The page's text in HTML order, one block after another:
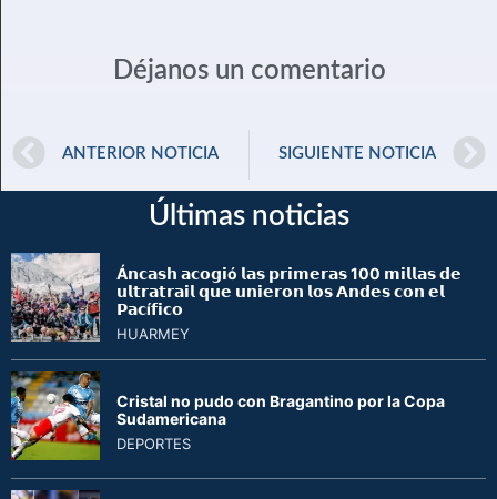
Déjanos un comentario
ANTERIOR NOTICIA SIGUIENTE NOTICIA
Últimas noticias
Á𝗻𝗰𝗮𝘀𝗵 𝗮𝗰𝗼𝗴𝗶ó 𝗹𝗮𝘀 𝗽𝗿𝗶𝗺𝗲𝗿𝗮𝘀 100 𝗺𝗶𝗹𝗹𝗮𝘀 𝗱𝗲
𝘂𝗹𝘁𝗿𝗮𝘁𝗿𝗮𝗶𝗹 𝗾𝘂𝗲 𝘂𝗻𝗶𝗲𝗿𝗼𝗻 𝗹𝗼𝘀 𝗔𝗻𝗱𝗲𝘀 𝗰𝗼𝗻 𝗲𝗹
𝗣𝗮𝗰í𝗳𝗶𝗰𝗼
HUARMEY
Cristal no pudo con Bragantino por la Copa
Sudamericana
DEPORTES